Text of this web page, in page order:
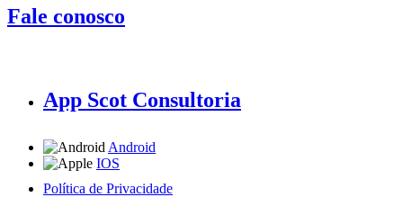
Fale conosco
App Scot Consultoria
Android
IOS
Política de Privacidade